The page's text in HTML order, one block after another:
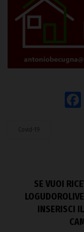
Covid-19
SE VUOI
INSERISCI